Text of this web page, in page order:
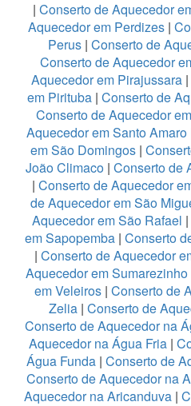
| Conserto de Aquecedor
Aquecedor em Perdizes |
Perus| Conserto de
Conserto de Aquecedor
Aquecedor em Pirajussara |
em Pirituba| Conserto de
Conserto de Aquecedor
Aquecedor em Santo Amaro
em São Domingos |
João Climaco| Conserto de
| Conserto de Aquecedor
de Aquecedor em São
Aquecedor em São Rafael |
em Sapopemba | Conserto
| Conserto de Aquecedor
Aquecedor em Sumarezinho
em Veleiros| Conserto de
Zelia | Conserto de
Conserto de Aquecedor na
Aquecedor na Água Fria |
Água Funda | Conserto de
Conserto de Aquecedor na
Aquecedor na Aricanduva |